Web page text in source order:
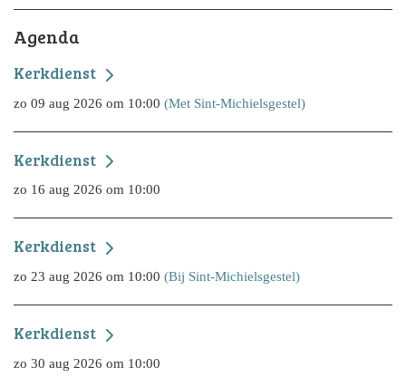
Agenda
Kerkdienst
zo 09 aug 2026 om 10:00 (Met Sint-Michielsgestel)
Kerkdienst
zo 16 aug 2026 om 10:00
Kerkdienst
zo 23 aug 2026 om 10:00 (Bij Sint-Michielsgestel)
Kerkdienst
zo 30 aug 2026 om 10:00